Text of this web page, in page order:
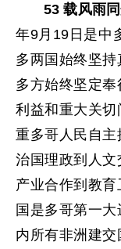
53 载风雨
年9月19日是中
多两国始终坚持
多方始终坚定
利益和重大关
重多哥人民自
治国理政到人
产业合作到教
国是多哥第一
内所有非洲建